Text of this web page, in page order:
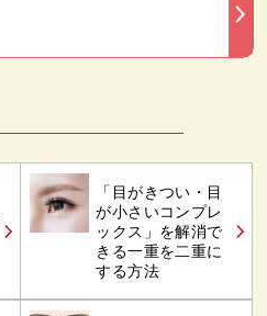
「目がきつい・目
が小さいコンプレ
ックス」を解消で
きる一重を二重に
する方法